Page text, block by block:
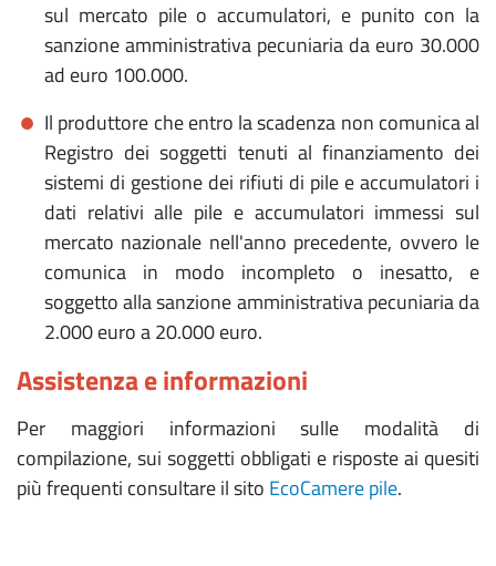
sul mercato pile o accumulatori, e punito con la
sanzione amministrativa pecuniaria da euro 30.000
ad euro 100.000.
Il produttore che entro la scadenza non comunica al
Registro dei soggetti tenuti al finanziamento dei
sistemi di gestione dei rifiuti di pile e accumulatori i
dati relativi alle pile e accumulatori immessi sul
mercato nazionale nell'anno precedente, ovvero le
comunica in modo incompleto o inesatto, e
soggetto alla sanzione amministrativa pecuniaria da
2.000 euro a 20.000 euro.
Assistenza e informazioni
Per maggiori informazioni sulle modalità di
compilazione, sui soggetti obbligati e risposte ai quesiti
più frequenti consultare il sito EcoCamere pile.